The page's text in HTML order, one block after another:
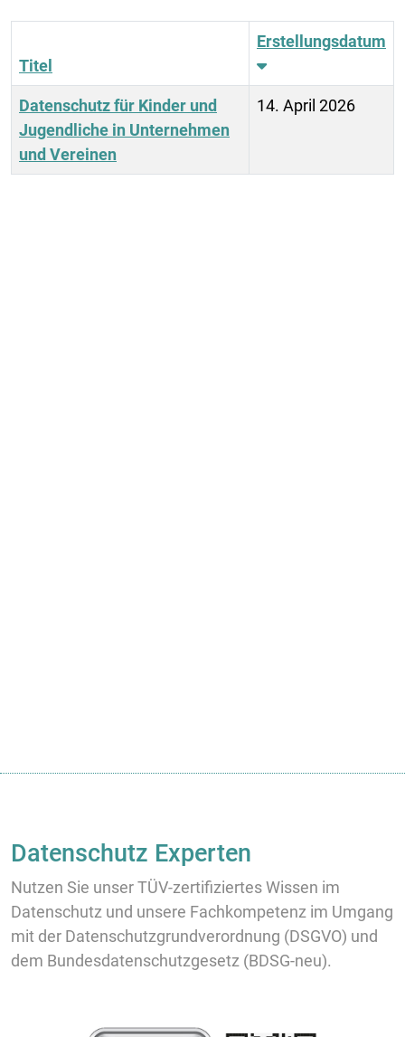
Titel
Erstellungsdatum
Datenschutz für Kinder und
Jugendliche in Unternehmen
und Vereinen
14. April 2026
Datenschutz Experten
Nutzen Sie unser TÜV-zertifiziertes Wissen im
Datenschutz und unsere Fachkompetenz im Umgang
mit der Datenschutzgrundverordnung (DSGVO) und
dem Bundesdatenschutzgesetz (BDSG-neu).